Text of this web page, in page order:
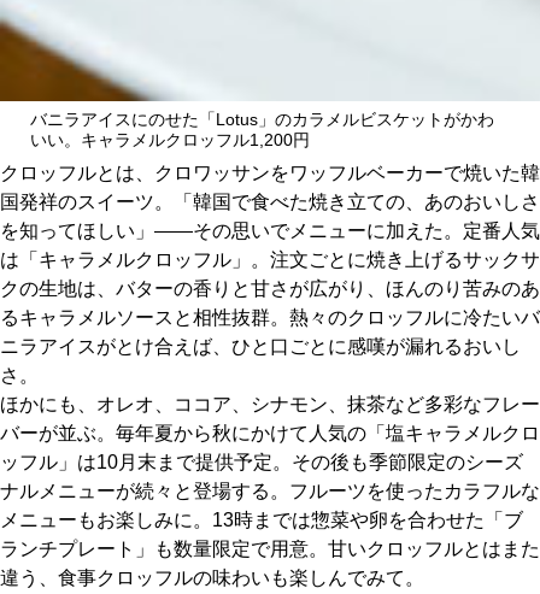
バニラアイスにのせた「Lotus」のカラメルビスケットがかわ
いい。キャラメルクロッフル1,200円
クロッフルとは、クロワッサンをワッフルベーカーで焼いた韓
国発祥のスイーツ。「韓国で食べた焼き立ての、あのおいしさ
を知ってほしい」――その思いでメニューに加えた。定番人気
は「キャラメルクロッフル」。注文ごとに焼き上げるサックサ
クの生地は、バターの香りと甘さが広がり、ほんのり苦みのあ
るキャラメルソースと相性抜群。熱々のクロッフルに冷たいバ
ニラアイスがとけ合えば、ひと口ごとに感嘆が漏れるおいし
さ。
ほかにも、オレオ、ココア、シナモン、抹茶など多彩なフレー
バーが並ぶ。毎年夏から秋にかけて人気の「塩キャラメルクロ
ッフル」は10月末まで提供予定。その後も季節限定のシーズ
ナルメニューが続々と登場する。フルーツを使ったカラフルな
メニューもお楽しみに。13時までは惣菜や卵を合わせた「ブ
ランチプレート」も数量限定で用意。甘いクロッフルとはまた
違う、食事クロッフルの味わいも楽しんでみて。